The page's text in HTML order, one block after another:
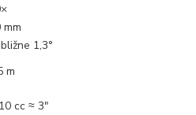
mm
1,3°
m
cc ≈ 3ʺ